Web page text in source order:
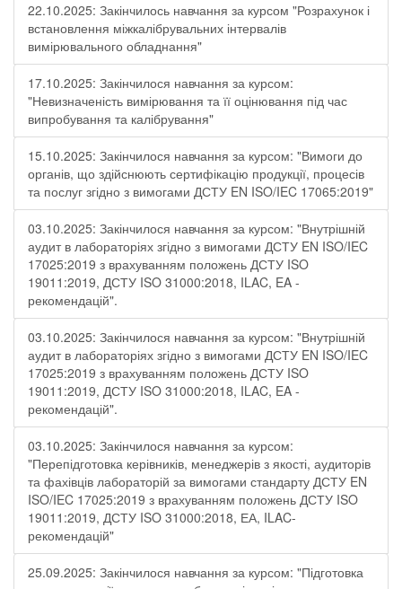
22.10.2025: Закінчилось навчання за курсом "Розрахунок і
встановлення міжкалібрувальних інтервалів
вимірювального обладнання"
17.10.2025: Закінчилося навчання за курсом:
"Невизначеність вимірювання та її оцінювання під час
випробування та калібрування"
15.10.2025: Закінчилося навчання за курсом: "Вимоги до
органів, що здійснюють сертифікацію продукції, процесів
та послуг згідно з вимогами ДСТУ EN ISO/IEC 17065:2019"
03.10.2025: Закінчилося навчання за курсом: "Внутрішній
аудит в лабораторіях згідно з вимогами ДСТУ EN ISO/IEC
17025:2019 з врахуванням положень ДСТУ ISO
19011:2019, ДСТУ ISO 31000:2018, ILAC, EA -
рекомендацій".
03.10.2025: Закінчилося навчання за курсом: "Внутрішній
аудит в лабораторіях згідно з вимогами ДСТУ EN ISO/IEC
17025:2019 з врахуванням положень ДСТУ ISO
19011:2019, ДСТУ ISO 31000:2018, ILAC, EA -
рекомендацій".
03.10.2025: Закінчилося навчання за курсом:
"Перепідготовка керівників, менеджерів з якості, аудиторів
та фахівців лабораторій за вимогами стандарту ДСТУ EN
ISO/IEC 17025:2019 з врахуванням положень ДСТУ ISO
19011:2019, ДСТУ ISO 31000:2018, ЕА, ILAC-
рекомендацій"
25.09.2025: Закінчилося навчання за курсом: "Підготовка